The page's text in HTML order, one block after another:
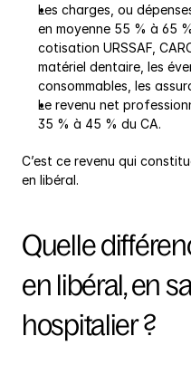
Les charges, ou
en moyenne 55 % à 65
cotisation URSSAF,
matériel dentaire, les
consommables, les
Le revenu net
35 % à 45 % du CA.
C’est ce revenu qui
en libéral.
Quelle
en libéral, en
hospitalier ?